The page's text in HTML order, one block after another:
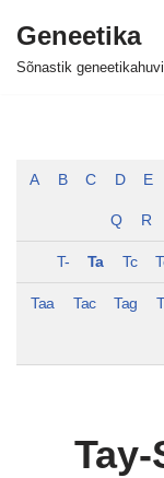
Skip
Geneetika
Sõnastik
A B C D E
Q R
T- Ta Tc
Taa Tac Tag